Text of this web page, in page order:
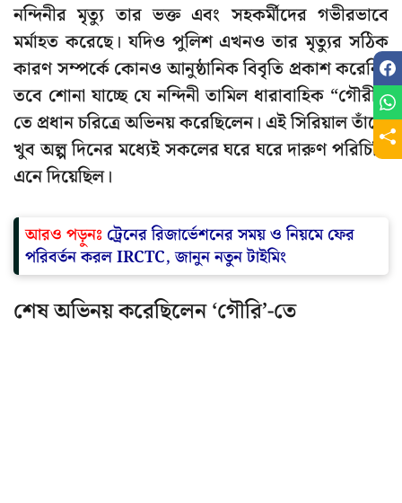
নন্দিনীর মৃত্যু তার ভক্ত এবং সহকর্মীদের গভীরভাবে
মর্মাহত করেছে। যদিও পুলিশ এখনও তার মৃত্যুর সঠিক
কারণ সম্পর্কে কোনও আনুষ্ঠানিক বিবৃতি প্রকাশ করেনি।
তবে শোনা যাচ্ছে যে নন্দিনী তামিল ধারাবাহিক “গৌরী”-
তে প্রধান চরিত্রে অভিনয় করেছিলেন। এই সিরিয়াল তাঁকে
খুব অল্প দিনের মধ্যেই সকলের ঘরে ঘরে দারুণ পরিচিতি
এনে দিয়েছিল।
আরও পড়ুনঃ ট্রেনের রিজার্ভেশনের সময় ও নিয়মে ফের
পরিবর্তন করল IRCTC, জানুন নতুন টাইমিং
শেষ অভিনয় করেছিলেন ‘গৌরি’-তে